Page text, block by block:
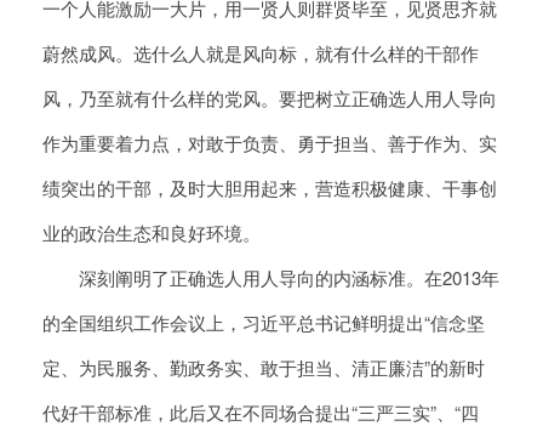
一个人能激励一大片，用一贤人则群贤毕至，见贤思齐就
蔚然成风。选什么人就是风向标，就有什么样的干部作
风，乃至就有什么样的党风。要把树立正确选人用人导向
作为重要着力点，对敢于负责、勇于担当、善于作为、实
绩突出的干部，及时大胆用起来，营造积极健康、干事创
业的政治生态和良好环境。
深刻阐明了正确选人用人导向的内涵标准。在2013年
的全国组织工作会议上，习近平总书记鲜明提出“信念坚
定、为民服务、勤政务实、敢于担当、清正廉洁”的新时
代好干部标准，此后又在不同场合提出“三严三实”、“四